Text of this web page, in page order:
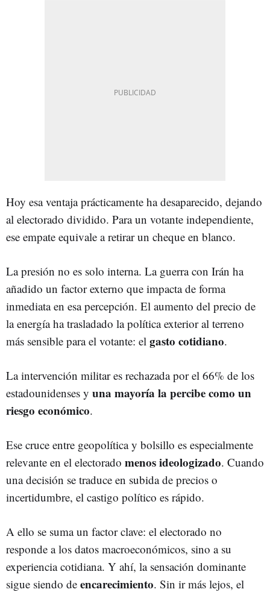
Hoy esa ventaja prácticamente ha desaparecido, dejando
al electorado dividido. Para un votante independiente,
ese empate equivale a retirar un cheque en blanco.
La presión no es solo interna. La guerra con Irán ha
añadido un factor externo que impacta de forma
inmediata en esa percepción. El aumento del precio de
la energía ha trasladado la política exterior al terreno
más sensible para el votante: el gasto cotidiano.
La intervención militar es rechazada por el 66% de los
estadounidenses y una mayoría la percibe como un
riesgo económico.
Ese cruce entre geopolítica y bolsillo es especialmente
relevante en el electorado menos ideologizado. Cuando
una decisión se traduce en subida de precios o
incertidumbre, el castigo político es rápido.
A ello se suma un factor clave: el electorado no
responde a los datos macroeconómicos, sino a su
experiencia cotidiana. Y ahí, la sensación dominante
sigue siendo de encarecimiento. Sin ir más lejos, el